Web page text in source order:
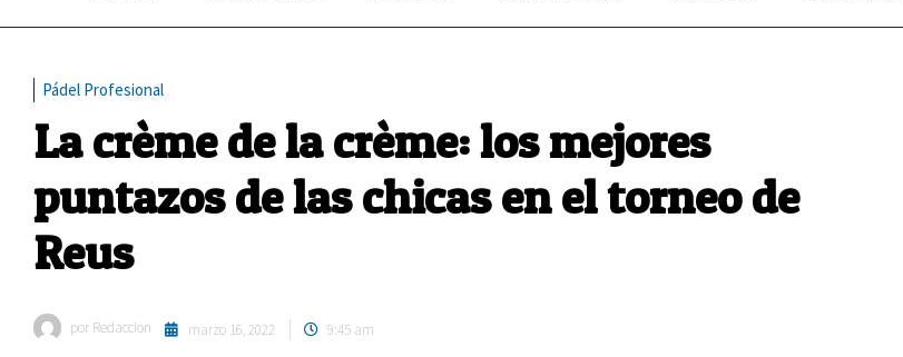
Pádel Profesional
La crème de la crème: los mejores
puntazos de las chicas en el torneo de
Reus
por Redaccion marzo 16, 2022 9:45 am